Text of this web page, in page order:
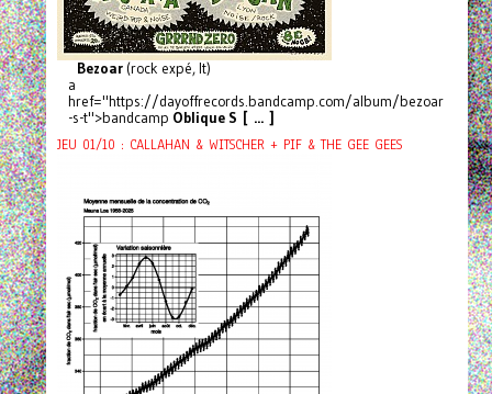
Bezoar(rock expé, It)
a
href="https://dayoffrecords.bandcamp.com/album/bezoar
-s-t">bandcamp Oblique S [ ... ]
JEU 01/10 : CALLAHAN & WITSCHER + PIF & THE GEE GEES